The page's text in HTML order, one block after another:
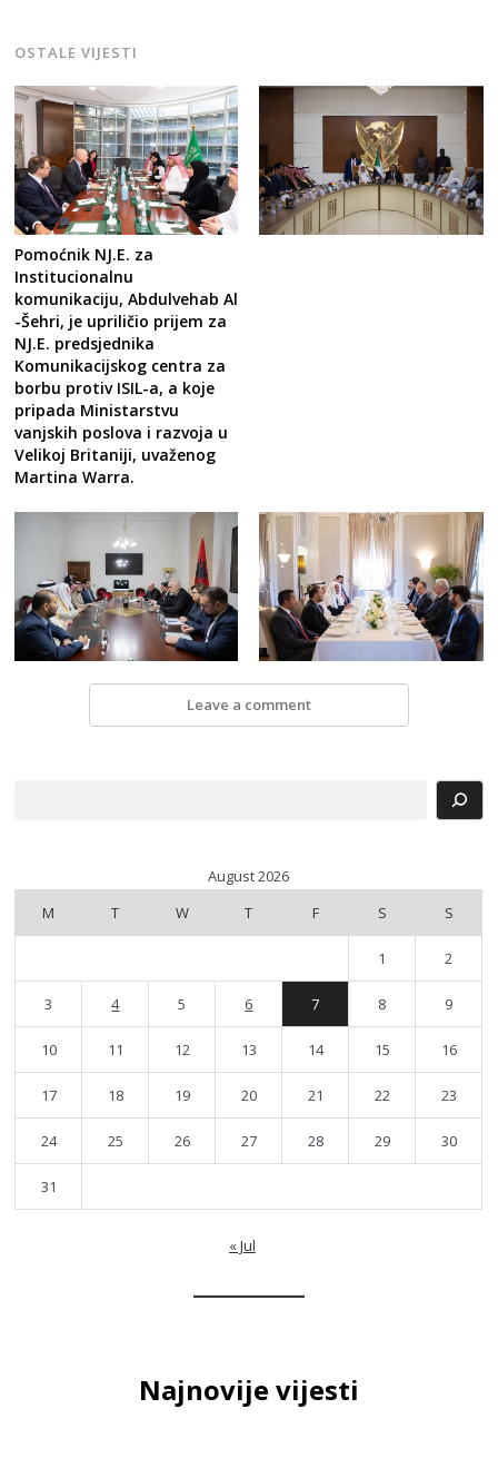
OSTALE VIJESTI
Pomoćnik NJ.E. za
Institucionalnu
komunikaciju, Abdulvehab Al
-Šehri, je upriličio prijem za
NJ.E. predsjednika
Komunikacijskog centra za
borbu protiv ISIL-a, a koje
pripada Ministarstvu
vanjskih poslova i razvoja u
Velikoj Britaniji, uvaženog
Martina Warra.
Leave a comment
August 2026
M
T W T F S S
1 2
3 4 5 6 7 8 9
10 11 12 13 14 15 16
17 18 19 20 21 22 23
24 25 26 27 28 29 30
31
« Jul
Najnovije vijesti